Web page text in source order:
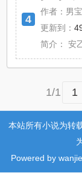
4
作者：男
更新到：
简介：
安
1/1 1
本站所有小说为转
Powered by